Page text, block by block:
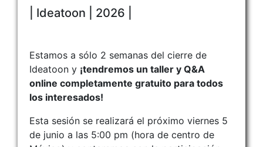
| Ideatoon | 2026 |
Estamos a sólo 2 semanas del cierre de
Ideatoon y ¡tendremos un taller y Q&A
online completamente gratuito para todos
los interesados!
Esta sesión se realizará el próximo viernes 5
de junio a las 5:00 pm (hora de centro de